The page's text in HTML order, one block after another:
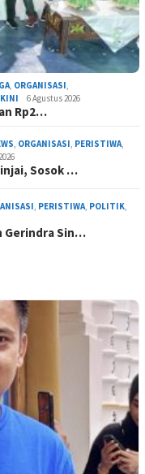
, ORGANISASI,
6 Agustus 2026
Rp2…
, ORGANISASI, PERISTIWA,
Sosok …
, PERISTIWA, POLITIK,
Gerindra Sin…